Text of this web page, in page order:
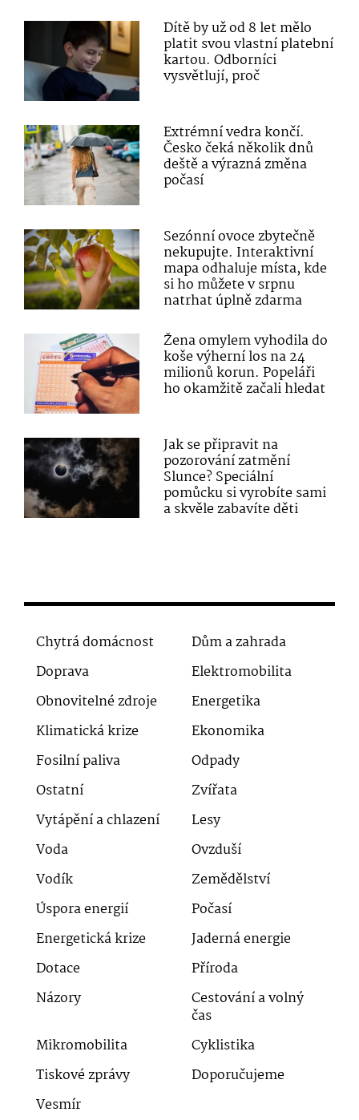
Dítě by už od 8 let mělo
platit svou vlastní platební
kartou. Odborníci
vysvětlují, proč
Extrémní vedra končí.
Česko čeká několik dnů
deště a výrazná změna
počasí
Sezónní ovoce zbytečně
nekupujte. Interaktivní
mapa odhaluje místa, kde
si ho můžete v srpnu
natrhat úplně zdarma
Žena omylem vyhodila do
koše výherní los na 24
milionů korun. Popeláři
ho okamžitě začali hledat
Jak se připravit na
pozorování zatmění
Slunce? Speciální
pomůcku si vyrobíte sami
a skvěle zabavíte děti
Chytrá domácnost
Dům a zahrada
Doprava
Elektromobilita
Obnovitelné zdroje
Energetika
Klimatická krize
Ekonomika
Fosilní paliva
Odpady
Ostatní
Zvířata
Vytápění a chlazení
Lesy
Voda
Ovzduší
Vodík
Zemědělství
Úspora energií
Počasí
Energetická krize
Jaderná energie
Dotace
Příroda
Názory
Cestování a volný
čas
Mikromobilita
Cyklistika
Tiskové zprávy
Doporučujeme
Vesmír